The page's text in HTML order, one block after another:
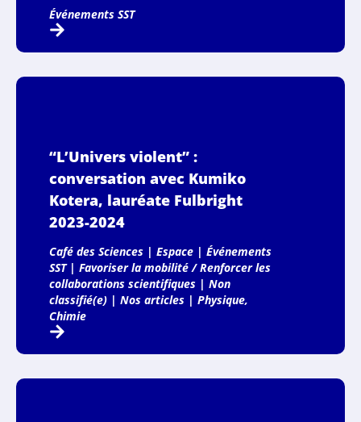
Événements SST
“L’Univers violent” :
conversation avec Kumiko
Kotera, lauréate Fulbright
2023-2024
Café des Sciences| Espace| Événements
SST| Favoriser la mobilité / Renforcer les
collaborations scientifiques| Non
classifié(e)| Nos articles| Physique,
Chimie